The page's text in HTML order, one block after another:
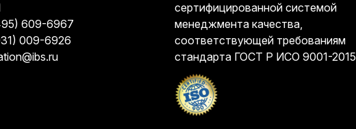
609-6967
009-6926
сертифицированной системой
менеджмента качества,
соответствующей требованиям
стандарта ГОСТ Р ИСО 9001-2015